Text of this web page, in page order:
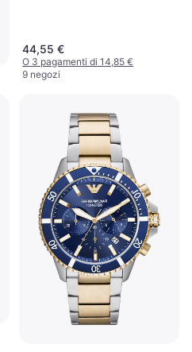
44,55 €
O 3 pagamenti di 14,85 €
9 negozi